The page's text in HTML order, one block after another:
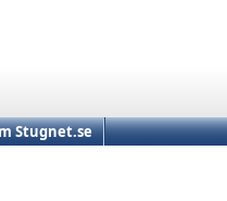
Stugnet.se